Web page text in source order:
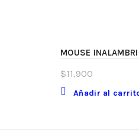
MOUSE
$11,900
Añadir al